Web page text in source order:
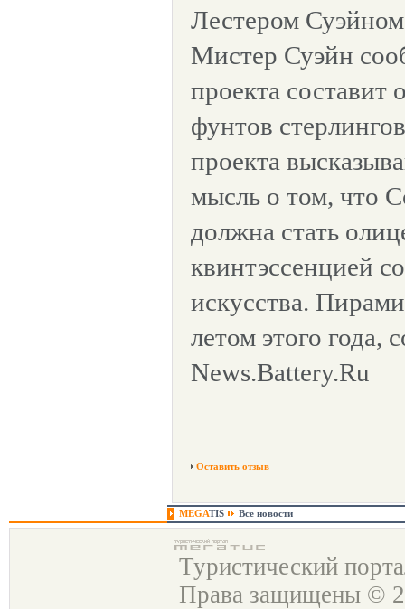
Лестером
Мистер Суэйн
проекта составит
фунтов
проекта
мысль о том, что
должна стать
квинтэссенцией
искусства.
летом этого года,
News.Battery.Ru
Оставить отзыв
MEGATIS Все новости
Туристический
Права защищены ©